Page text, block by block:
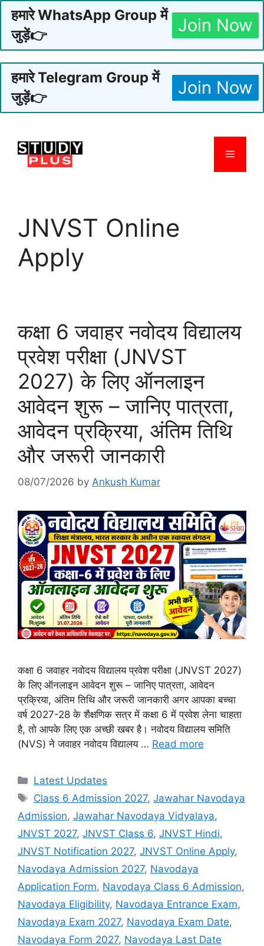
हमारे WhatsApp Group में
जुड़ें👉
Join Now
हमारे Telegram Group में
जुड़ें👉
Join Now
content
Menu
JNVST Online
Apply
कक्षा 6 जवाहर नवोदय विद्यालय
प्रवेश परीक्षा (JNVST
2027) के लिए ऑनलाइन
आवेदन शुरू – जानिए पात्रता,
आवेदन प्रक्रिया, अंतिम तिथि
और जरूरी जानकारी
08/07/2026 by Ankush Kumar
कक्षा 6 जवाहर नवोदय विद्यालय प्रवेश परीक्षा (JNVST 2027)
के लिए ऑनलाइन आवेदन शुरू – जानिए पात्रता, आवेदन
प्रक्रिया, अंतिम तिथि और जरूरी जानकारी अगर आपका बच्चा
वर्ष 2027-28 के शैक्षणिक सत्र में कक्षा 6 में प्रवेश लेना चाहता
है, तो आपके लिए एक अच्छी खबर है। नवोदय विद्यालय समिति
(NVS) ने जवाहर नवोदय विद्यालय … Read more
Categories
Latest Updates
Tags
Class 6 Admission 2027,Jawahar Navodaya
Admission, Jawahar Navodaya Vidyalaya,
JNVST 2027, JNVST Class 6, JNVST Hindi,
JNVST Notification 2027, JNVST Online Apply,
Navodaya Admission 2027, Navodaya
Application Form, Navodaya Class 6 Admission,
Navodaya Eligibility, Navodaya Entrance Exam,
Navodaya Exam 2027, Navodaya Exam Date,
Navodaya Form 2027, Navodaya Last Date